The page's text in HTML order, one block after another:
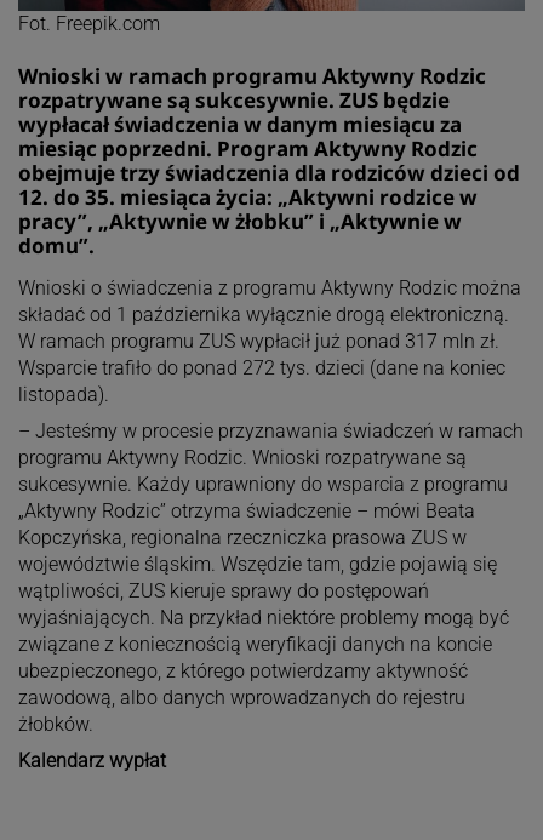
Fot. Freepik.com
Wnioski w ramach programu Aktywny Rodzic
rozpatrywane są sukcesywnie. ZUS będzie
wypłacał świadczenia w danym miesiącu za
miesiąc poprzedni. Program Aktywny Rodzic
obejmuje trzy świadczenia dla rodziców dzieci od
12. do 35. miesiąca życia: „Aktywni rodzice w
pracy”, „Aktywnie w żłobku” i „Aktywnie w
domu”.
Wnioski o świadczenia z programu Aktywny Rodzic można
składać od 1 października wyłącznie drogą elektroniczną.
W ramach programu ZUS wypłacił już ponad 317 mln zł.
Wsparcie trafiło do ponad 272 tys. dzieci (dane na koniec
listopada).
– Jesteśmy w procesie przyznawania świadczeń w ramach
programu Aktywny Rodzic. Wnioski rozpatrywane są
sukcesywnie. Każdy uprawniony do wsparcia z programu
„Aktywny Rodzic” otrzyma świadczenie – mówi Beata
Kopczyńska, regionalna rzeczniczka prasowa ZUS w
województwie śląskim. Wszędzie tam, gdzie pojawią się
wątpliwości, ZUS kieruje sprawy do postępowań
wyjaśniających. Na przykład niektóre problemy mogą być
związane z koniecznością weryfikacji danych na koncie
ubezpieczonego, z którego potwierdzamy aktywność
zawodową, albo danych wprowadzanych do rejestru
żłobków.
Kalendarz wypłat